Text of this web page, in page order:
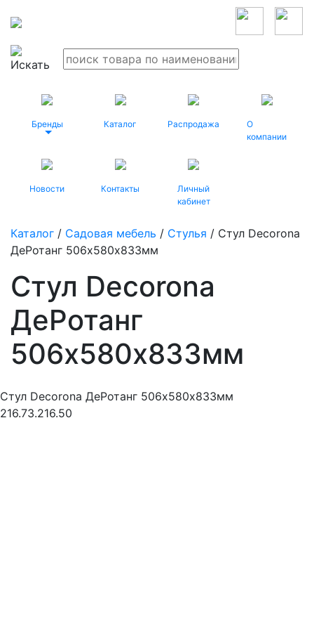
Бренды Каталог Распродажа
О
компании
Новости Контакты
Личный
кабинет
Каталог / Садовая мебель / Стулья / Стул Decorona
ДеРотанг 506х580х833мм
Стул Decorona
ДеРотанг
506х580х833мм
Стул Decorona ДеРотанг 506х580х833мм
216.73.216.50